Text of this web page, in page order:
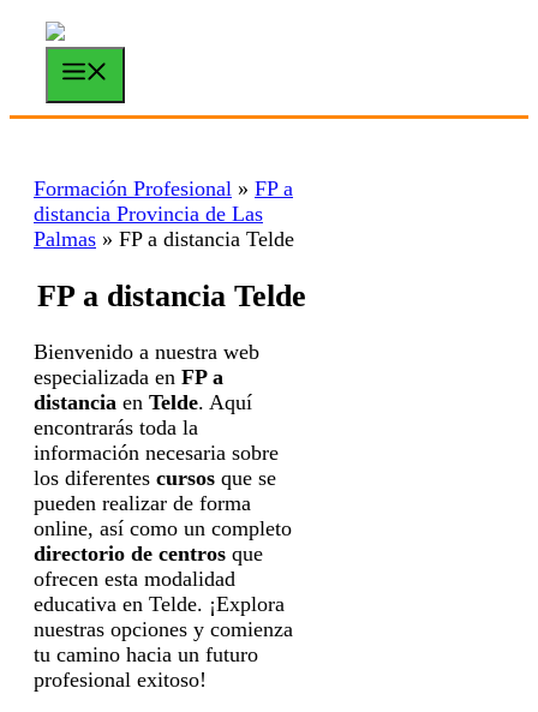
Saltar
contenido
Formación Profesional » FP a
distancia Provincia de Las
Palmas » FP a distancia Telde
FP a distancia Telde
Bienvenido a nuestra web
especializada en FP a
distancia en Telde. Aquí
encontrarás toda la
información necesaria sobre
los diferentes cursos que se
pueden realizar de forma
online, así como un completo
directorio de centros que
ofrecen esta modalidad
educativa en Telde. ¡Explora
nuestras opciones y comienza
tu camino hacia un futuro
profesional exitoso!